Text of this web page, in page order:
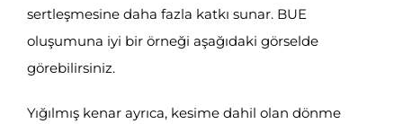
sertleşmesine daha fazla katkı sunar. BUE
oluşumuna iyi bir örneği aşağıdaki görselde
görebilirsiniz.
Yığılmış kenar ayrıca, kesime dahil olan dönme